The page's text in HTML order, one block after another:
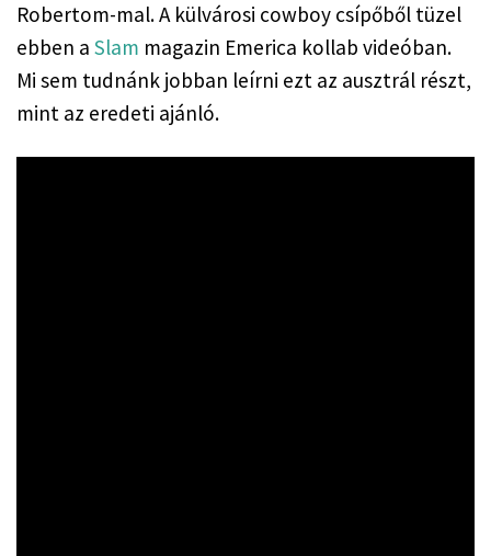
Robertom-mal. A külvárosi cowboy csípőből tüzel
ebben a Slam magazin Emerica kollab videóban.
Mi sem tudnánk jobban leírni ezt az ausztrál részt,
mint az eredeti ajánló.